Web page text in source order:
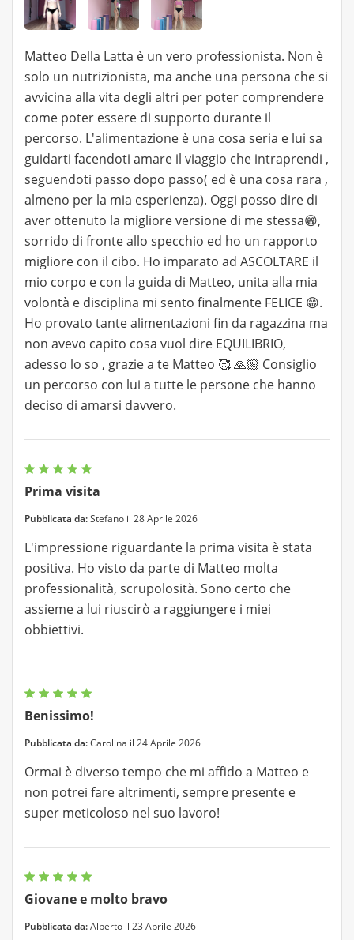
Matteo Della Latta è un vero professionista. Non è
solo un nutrizionista, ma anche una persona che si
avvicina alla vita degli altri per poter comprendere
come poter essere di supporto durante il
percorso. L'alimentazione è una cosa seria e lui sa
guidarti facendoti amare il viaggio che intraprendi ,
seguendoti passo dopo passo( ed è una cosa rara ,
almeno per la mia esperienza). Oggi posso dire di
aver ottenuto la migliore versione di me stessa😁,
sorrido di fronte allo specchio ed ho un rapporto
migliore con il cibo. Ho imparato ad ASCOLTARE il
mio corpo e con la guida di Matteo, unita alla mia
volontà e disciplina mi sento finalmente FELICE 😁.
Ho provato tante alimentazioni fin da ragazzina ma
non avevo capito cosa vuol dire EQUILIBRIO,
adesso lo so , grazie a te Matteo 🥰 🙏🏼 Consiglio
un percorso con lui a tutte le persone che hanno
deciso di amarsi davvero.
Prima visita
Pubblicata da:Stefano il 28 Aprile 2026
L'impressione riguardante la prima visita è stata
positiva. Ho visto da parte di Matteo molta
professionalità, scrupolosità. Sono certo che
assieme a lui riuscirò a raggiungere i miei
obbiettivi.
Benissimo!
Pubblicata da:Carolina il 24 Aprile 2026
Ormai è diverso tempo che mi affido a Matteo e
non potrei fare altrimenti, sempre presente e
super meticoloso nel suo lavoro!
Giovane e molto bravo
Pubblicata da:Alberto il 23 Aprile 2026